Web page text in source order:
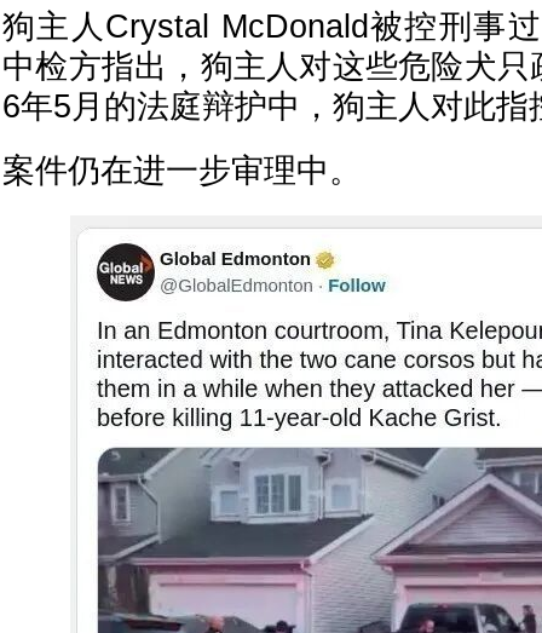
狗主人Crystal McDonald被控刑事
中检方指出，狗主人对这些危险犬
6年5月的法庭辩护中，狗主人对此指
案件仍在进一步审理中。